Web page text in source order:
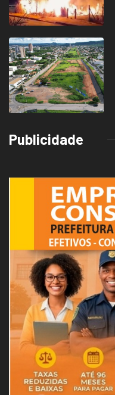
Publicidade